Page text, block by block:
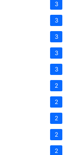
3
3
3
3
3
2
2
2
2
2